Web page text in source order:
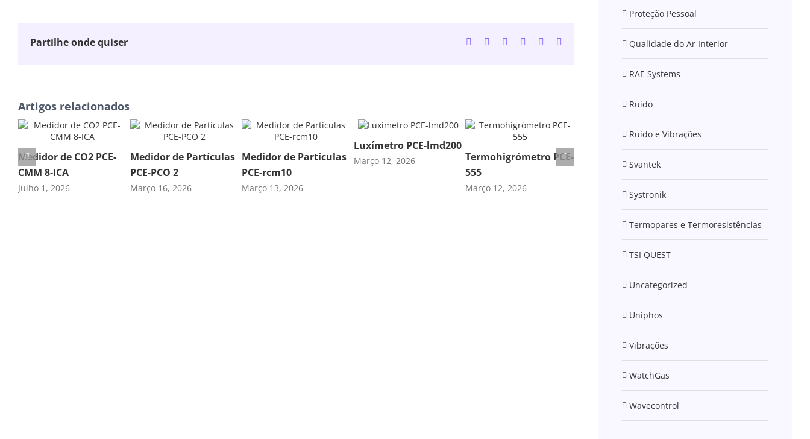
Partilhe onde quiser Facebook
TwitterLinkedInWhatsApp
Tumblr
Artigos relacionados
Medidor de CO2 PCE-
CMM 8-ICA
Julho 1, 2026
Medidor de Partículas
PCE-PCO 2
Março 16, 2026
Medidor de Partículas
PCE-rcm10
Março 13, 2026
Luxímetro PCE-lmd200
Março 12, 2026
Termohigrómetro PCE-
555
Março 12, 2026
Proteção Pessoal
Qualidade do Ar Interior
RAE Systems
Ruído
Ruído e Vibrações
Svantek
Systronik
Termopares e Termoresistências
TSI QUEST
Uncategorized
Uniphos
Vibrações
WatchGas
Wavecontrol